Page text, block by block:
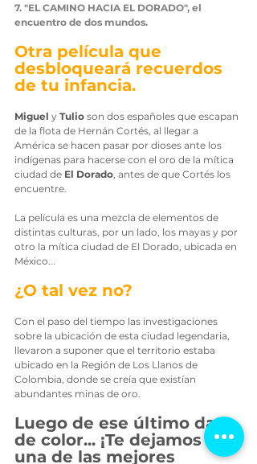
7. "EL CAMINO HACIA EL DORADO", el
encuentro de dos mundos.
Otra película que
desbloqueará recuerdos
de tu infancia.
Miguel y Tulio son dos españoles que escapan
de la flota de Hernán Cortés, al llegar a
América se hacen pasar por dioses ante los
indígenas para hacerse con el oro de la mítica
ciudad de El Dorado , antes de que Cortés los
encuentre.
La película es una mezcla de elementos de
distintas culturas, por un lado, los mayas y por
otro la mítica ciudad de El Dorado, ubicada en
México...
¿O tal vez no?
Con el paso del tiempo las investigaciones
sobre la ubicación de esta ciudad legendaria,
llevaron a suponer que el territorio estaba
ubicado en la Región de Los Llanos de
Colombia, donde se creía que existían
abundantes minas de oro.
Luego de ese último dato
de color... ¡Te dejamos
una de las mejores